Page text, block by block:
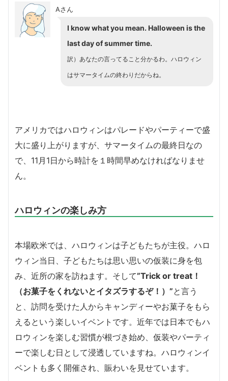
Aさん
I know what you mean. Halloween is the
last day of summer time.
訳）あなたの言ってること分かるわ。ハロウィン
はサマータイムの終わりだからね。
アメリカではハロウィンはパレードやパーティーで盛
大に盛り上がりますが、サマータイムの最終日なの
で、11月1日から時計を１時間早めなければなりませ
ん。
ハロウィンの楽しみ方
本場欧米では、ハロウィンは子どもたちが主役。ハロ
ウィン当日、子どもたちは思い思いの仮装に身を包
み、近所の家を訪ねます。そして”Trick or treat！
（お菓子をくれないとイタズラするぞ！）”と言う
と、訪問を受けた人からキャンディーやお菓子をもら
えるという楽しいイベントです。 近年では日本でもハ
ロウィンを楽しむ習慣が根づき始め、仮装やパーティ
ーで楽しむ日として浸透していますね。ハロウィンイ
ベントも多く開催され、賑わいを見せています。